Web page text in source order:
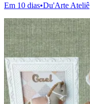
Em 10 dias•Du'Arte Ateliê